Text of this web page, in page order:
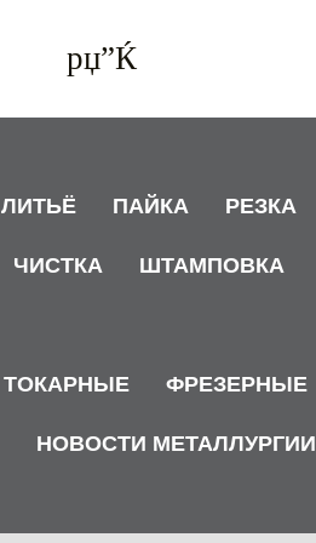
ЛИТЬЁ ПАЙКА РЕЗКА
ЧИСТКА ШТАМПОВКА
ТОКАРНЫЕ ФРЕЗЕРНЫЕ
НОВОСТИ МЕТАЛЛУРГИИ